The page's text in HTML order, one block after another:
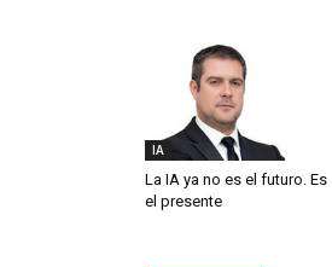
IA
La IA ya no es el futuro. Es
el presente